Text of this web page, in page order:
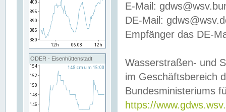
ODER - Eisenhüttenstadt
E-Mail:
DE-Mail:
Empfänger das DE-
Wasserstraßen- und
im Geschäftsbereich
Bundesministeriums
https://